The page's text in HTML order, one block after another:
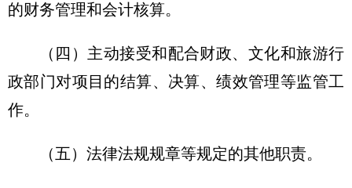
的财务管理和会计核算。
（四）主动接受和配合财政、文化和旅游行
政部门对项目的结算、决算、绩效管理等监管工
作。
（五）法律法规规章等规定的其他职责。